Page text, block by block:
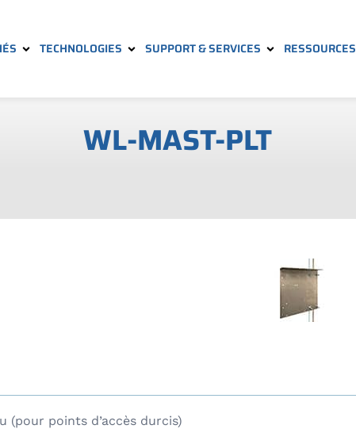
TECHNOLOGIES SUPPORT & SERVICES RESSOURCES
WL-MAST-PLT
(pour points d’accès durcis)